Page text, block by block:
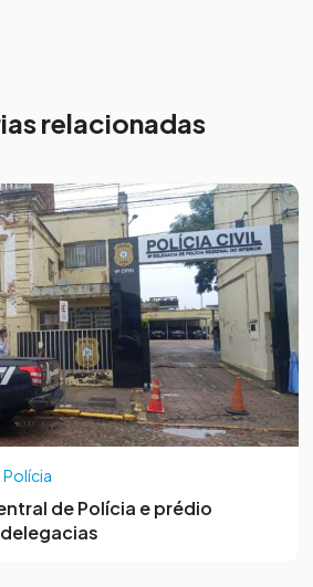
relacionadas
Polícia
de Polícia e prédio